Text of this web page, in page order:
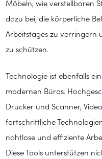
Möbeln, wie verstellbaren
dazu bei, die körperliche
Arbeitstages zu verringern
zu schützen.
Technologie ist ebenfalls
modernen Büros.
Drucker und Scanner,
fortschrittliche
nahtlose und effiziente
Diese Tools unterstützen